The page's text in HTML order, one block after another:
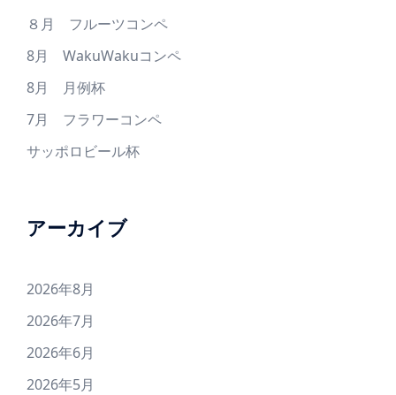
８月 フルーツコンペ
8月 WakuWakuコンペ
8月 月例杯
7月 フラワーコンペ
サッポロビール杯
アーカイブ
2026年8月
2026年7月
2026年6月
2026年5月